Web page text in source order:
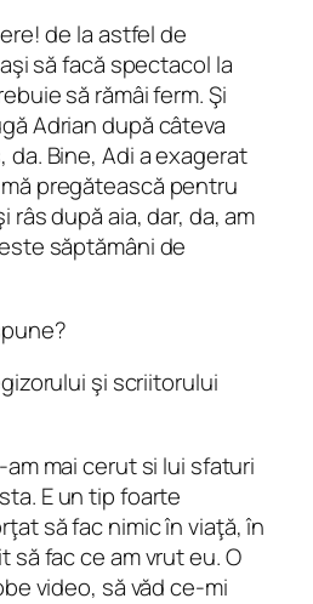
de la astfel de
să facă spectacol la
să rămâi ferm. Şi
Adrian după câteva
Bine, Adi a exagerat
pregătească pentru
râs după aia, dar, da, am
săptămâni de
şi scriitorului
mai cerut si lui sfaturi
E un tip foarte
să fac nimic în viaţă, în
să fac ce am vrut eu. O
video, să văd ce-mi